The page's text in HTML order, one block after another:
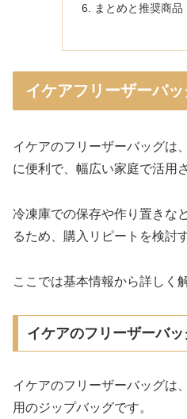
まとめと推奨商品
イケアフリーザーバ
イケアのフリーザーバッグは
に便利で、幅広い家庭で活用
冷凍庫での保存や作り置きな
るため、購入リピートを検討
ここでは基本情報から詳しく
イケアのフリーザーバッ
イケアのフリーザーバッグは
用のジップバッグです。